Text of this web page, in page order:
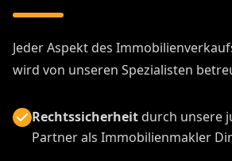
Jeder Aspekt des
wird von unseren Spezialisten
Rechtssicherheitdurch unsere
Partner als Immobilienmakler